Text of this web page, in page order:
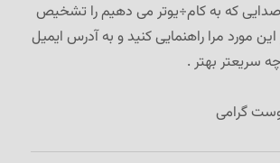
صدایی که به کام÷یوتر می دهیم را تشخیص
مورد مرا راهنمایی کنید و به آدرس ایمیل
سریعتر بهتر .
گرامی